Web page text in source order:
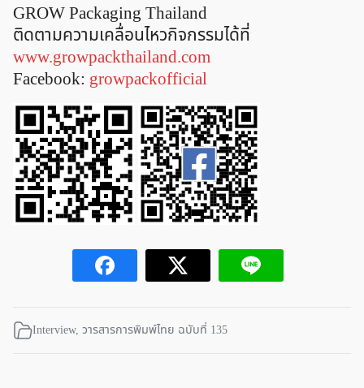
GROW Packaging Thailand
ติดตามความเคลื่อนไหวกิจกรรมได้ที่
www.growpackthailand.com
Facebook: growpackofficial
Interview, วารสารการพิมพ์ไทย ฉบับที่ 135